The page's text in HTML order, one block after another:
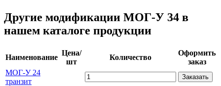
Другие модификации МОГ-У 34 в
нашем каталоге продукции
Наименование
Цена/
шт
Количество
Оформить
заказ
МОГ-У 24
транзит
Заказать